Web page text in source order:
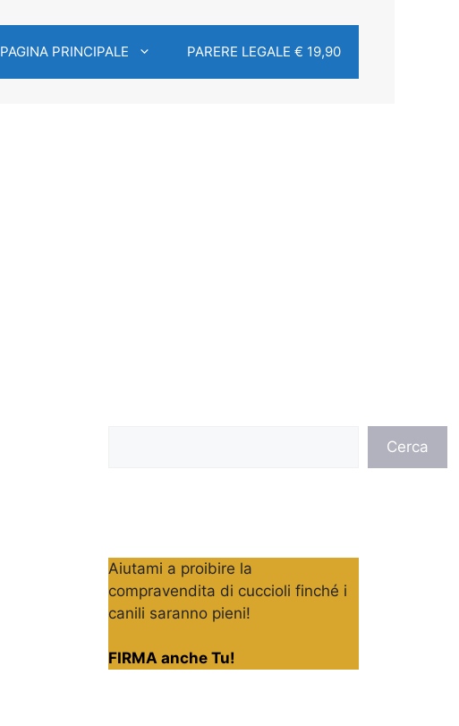
PAGINA PRINCIPALE PARERE LEGALE € 19,90
Cerca
Aiutami a proibire la
compravendita di cuccioli finché i
canili saranno pieni!
FIRMA anche Tu!